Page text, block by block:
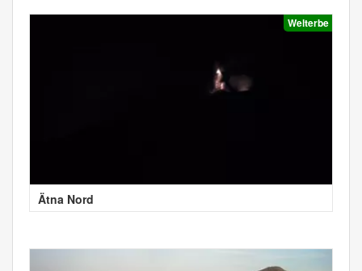
Welterbe
Ätna Nord